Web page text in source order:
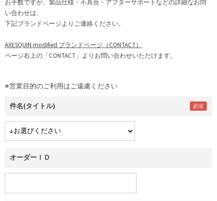
お手数ですが、製品仕様・不具合・アフターサポートなどの詳細なお問
い合わせは、
下記ブランドページよりご連絡ください。
AXESQUIN modified ブランドページ（CONTACT）
ページ右上の「CONTACT」よりお問い合わせいただけます。
※営業目的のご利用はご遠慮ください
件名(タイトル)
オーダーＩＤ